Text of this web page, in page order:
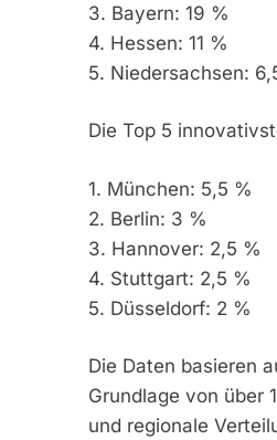
3. Bayern: 19 %
4. Hessen: 11 %
5. Niedersachsen:
Die Top 5
1. München: 5,5 %
2. Berlin: 3 %
3. Hannover: 2,5 %
4. Stuttgart: 2,5 %
5. Düsseldorf: 2 %
Die Daten basieren
Grundlage von über
und regionale